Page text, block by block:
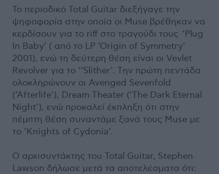
Το περιοδικό Total Guitar διεξήγαγε την
ψηφοφορία στην οποία οι Muse βρέθηκαν να
κερδίσουν για το riff στο τραγούδι τους ‘Plug
In Baby’ ( από το LP ‘Origin of Symmetry’
2001), ενώ τη δεύτερη θέση είναι οι Vevlet
Revolver για το ‘‘Slither’. Tην πρώτη πεντάδα
ολοκληρώνουν οι Avenged Sevenfold
(‘Afterlife’), Dream Theater (‘The Dark Eternal
Night’), ενώ προκαλεί έκπληξη ότι στην
πέμπτη θέση συναντάμε ξανά τους Muse με
το ‘Knights of Cydonia’.
Ο αρχισυντάκτης του Total Guitar, Stephen
Lawson δήλωσε μετά τα αποτελέσματα ότι: